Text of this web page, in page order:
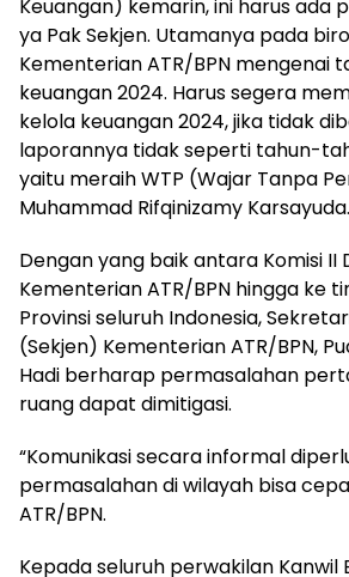
Keuangan) kemarin, ini harus ada
ya Pak Sekjen. Utamanya pada
Kementerian ATR/BPN mengenai
keuangan 2024. Harus segera
kelola keuangan 2024, jika tidak
laporannya tidak seperti tahun-
yaitu meraih WTP (Wajar Tanpa
Muhammad Rifqinizamy Karsayuda.
Dengan yang baik antara Komisi II
Kementerian ATR/BPN hingga ke
Provinsi seluruh Indonesia,
(Sekjen) Kementerian ATR/BPN,
Hadi berharap permasalahan
ruang dapat dimitigasi.
“Komunikasi secara informal
permasalahan di wilayah bisa
ATR/BPN.
Kepada seluruh perwakilan Kanwil